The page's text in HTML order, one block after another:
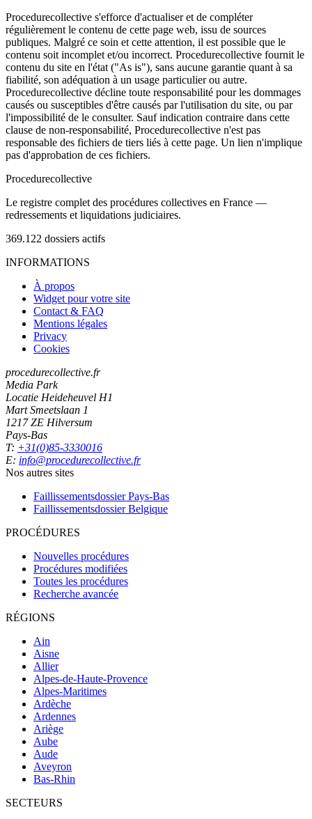
Procedurecollective s'efforce d'actualiser et de compléter
régulièrement le contenu de cette page web, issu de sources
publiques. Malgré ce soin et cette attention, il est possible que le
contenu soit incomplet et/ou incorrect. Procedurecollective fournit le
contenu du site en l'état ("As is"), sans aucune garantie quant à sa
fiabilité, son adéquation à un usage particulier ou autre.
Procedurecollective décline toute responsabilité pour les dommages
causés ou susceptibles d'être causés par l'utilisation du site, ou par
l'impossibilité de le consulter. Sauf indication contraire dans cette
clause de non-responsabilité, Procedurecollective n'est pas
responsable des fichiers de tiers liés à cette page. Un lien n'implique
pas d'approbation de ces fichiers.
Procedurecollective
Le registre complet des procédures collectives en France —
redressements et liquidations judiciaires.
369.122 dossiers actifs
INFORMATIONS
À propos
Widget pour votre site
Contact & FAQ
Mentions légales
Privacy
Cookies
procedurecollective.fr
Media Park
Locatie Heideheuvel H1
Mart Smeetslaan 1
1217 ZE Hilversum
Pays-Bas
T: +31(0)85-3330016
E: info@procedurecollective.fr
Nos autres sites
Faillissementsdossier Pays-Bas
Faillissementsdossier Belgique
PROCÉDURES
Nouvelles procédures
Procédures modifiées
Toutes les procédures
Recherche avancée
RÉGIONS
Ain
Aisne
Allier
Alpes-de-Haute-Provence
Alpes-Maritimes
Ardèche
Ardennes
Ariège
Aube
Aude
Aveyron
Bas-Rhin
SECTEURS